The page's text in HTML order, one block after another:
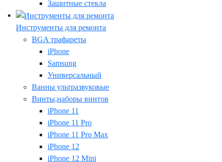
Защитные стекла
Инструменты для ремонта
BGA трафареты
iPhone
Samsung
Универсальный
Ванны ультразвуковые
Винты,наборы винтов
iPhone 11
iPhone 11 Pro
iPhone 11 Pro Max
iPhone 12
iPhone 12 Mini